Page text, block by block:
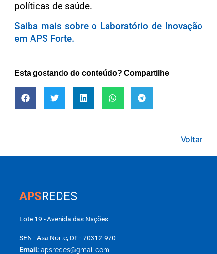
políticas de saúde.
Saiba mais sobre o Laboratório de Inovação
em APS Forte.
Esta gostando do conteúdo? Compartilhe
Voltar
APSREDES
Lote 19 - Avenida das Nações
SEN - Asa Norte, DF - 70312-970
Email: apsredes@gmail.com